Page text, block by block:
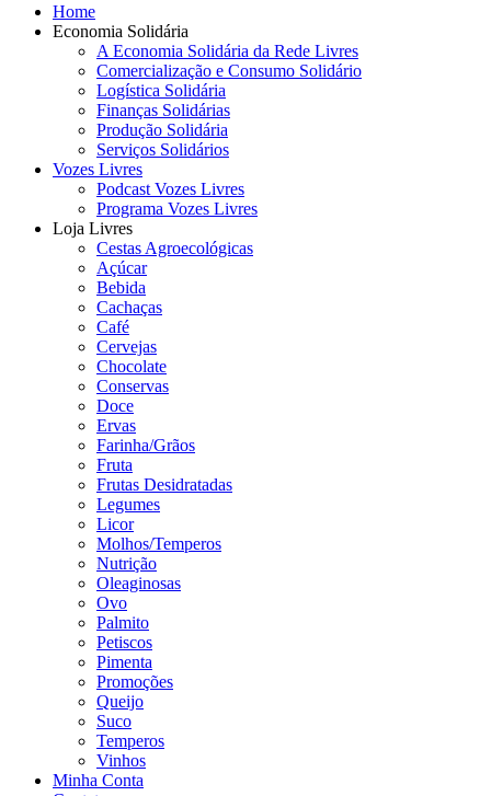
Home
Economia Solidária
A Economia Solidária da Rede Livres
Comercialização e Consumo Solidário
Logística Solidária
Finanças Solidárias
Produção Solidária
Serviços Solidários
Vozes Livres
Podcast Vozes Livres
Programa Vozes Livres
Loja Livres
Cestas Agroecológicas
Açúcar
Bebida
Cachaças
Café
Cervejas
Chocolate
Conservas
Doce
Ervas
Farinha/Grãos
Fruta
Frutas Desidratadas
Legumes
Licor
Molhos/Temperos
Nutrição
Oleaginosas
Ovo
Palmito
Petiscos
Pimenta
Promoções
Queijo
Suco
Temperos
Vinhos
Minha Conta